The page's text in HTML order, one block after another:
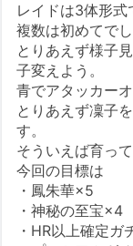
レイドは3体形式
複数は初めてでし
とりあえず様子
子変えよう。
青でアタッカー
とりあえず凜子
す。
そういえば育っ
今回の目標は
・鳳朱
・神秘の
・HR以上確